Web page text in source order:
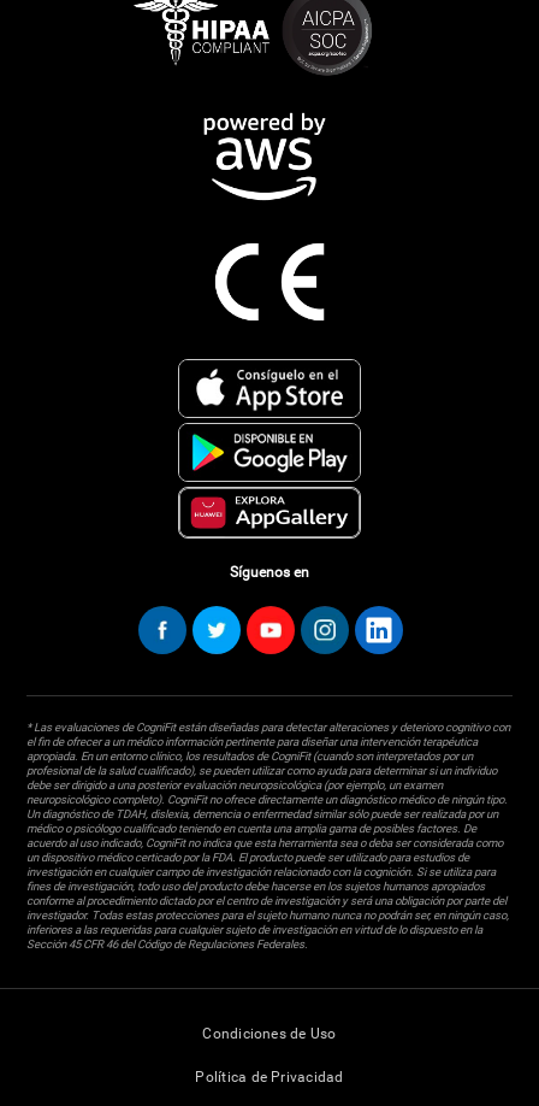
Síguenos en
* Las evaluaciones de CogniFit están diseñadas para detectar alteraciones y deterioro cognitivo con
el fin de ofrecer a un médico información pertinente para diseñar una intervención terapéutica
apropiada. En un entorno clínico, los resultados de CogniFit (cuando son interpretados por un
profesional de la salud cualificado), se pueden utilizar como ayuda para determinar si un individuo
debe ser dirigido a una posterior evaluación neuropsicológica (por ejemplo, un examen
neuropsicológico completo). CogniFit no ofrece directamente un diagnóstico médico de ningún tipo.
Un diagnóstico de TDAH, dislexia, demencia o enfermedad similar sólo puede ser realizada por un
médico o psicólogo cualificado teniendo en cuenta una amplia gama de posibles factores. De
acuerdo al uso indicado, CogniFit no indica que esta herramienta sea o deba ser considerada como
un dispositivo médico certicado por la FDA. El producto puede ser utilizado para estudios de
investigación en cualquier campo de investigación relacionado con la cognición. Si se utiliza para
fines de investigación, todo uso del producto debe hacerse en los sujetos humanos apropiados
conforme al procedimiento dictado por el centro de investigación y será una obligación por parte del
investigador. Todas estas protecciones para el sujeto humano nunca no podrán ser, en ningún caso,
inferiores a las requeridas para cualquier sujeto de investigación en virtud de lo dispuesto en la
Sección 45 CFR 46 del Código de Regulaciones Federales.
Condiciones de Uso
Política de Privacidad